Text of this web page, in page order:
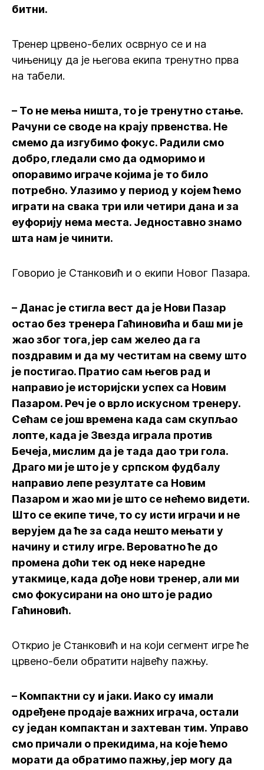
битни.
Тренер црвено-белих осврнуо се и на
чињеницу да је његова екипа тренутно прва
на табели.
– То не мења ништа, то је тренутно стање.
Рачуни се своде на крају првенства. Не
смемо да изгубимо фокус. Радили смо
добро, гледали смо да одморимо и
опоравимо играче којима је то било
потребно. Улазимо у период у којем ћемо
играти на свака три или четири дана и за
еуфорију нема места. Једноставно знамо
шта нам је чинити.
Говорио је Станковић и о екипи Новог Пазара.
– Данас је стигла вест да је Нови Пазар
остао без тренера Гаћиновића и баш ми је
жао због тога, јер сам желео да га
поздравим и да му честитам на свему што
је постигао. Пратио сам његов рад и
направио је историјски успех са Новим
Пазаром. Реч је о врло искусном тренеру.
Сећам се још времена када сам скупљао
лопте, када је Звезда играла против
Бечеја, мислим да је тада дао три гола.
Драго ми је што је у српском фудбалу
направио лепе резултате са Новим
Пазаром и жао ми је што се нећемо видети.
Што се екипе тиче, то су исти играчи и не
верујем да ће за сада нешто мењати у
начину и стилу игре. Вероватно ће до
промена доћи тек од неке наредне
утакмице, када дође нови тренер, али ми
смо фокусирани на оно што је радио
Гаћиновић.
Открио је Станковић и на који сегмент игре ће
црвено-бели обратити највећу пажњу.
– Компактни су и јаки. Иако су имали
одређене продаје важних играча, остали
су један компактан и захтеван тим. Управо
смо причали о прекидима, на које ћемо
морати да обратимо пажњу, јер могу да